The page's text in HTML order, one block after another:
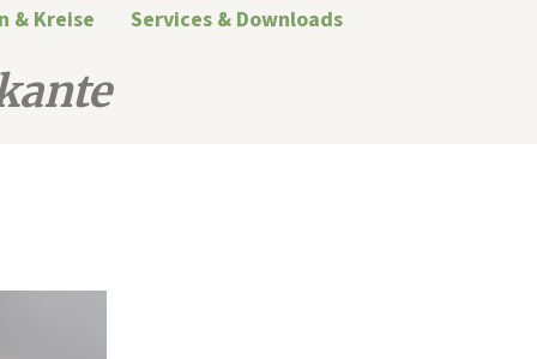
& Kreise Services & Downloads